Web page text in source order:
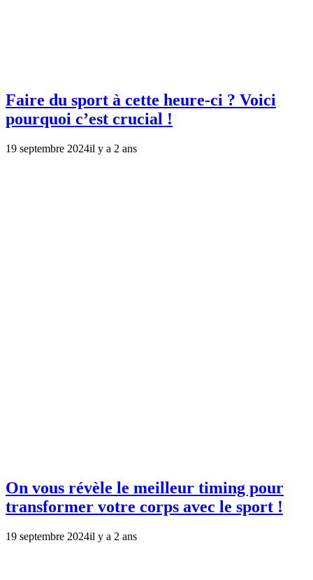
Faire du sport à cette heure-ci ? Voici
pourquoi c’est crucial !
19 septembre 2024il y a 2 ans
On vous révèle le meilleur timing pour
transformer votre corps avec le sport !
19 septembre 2024il y a 2 ans